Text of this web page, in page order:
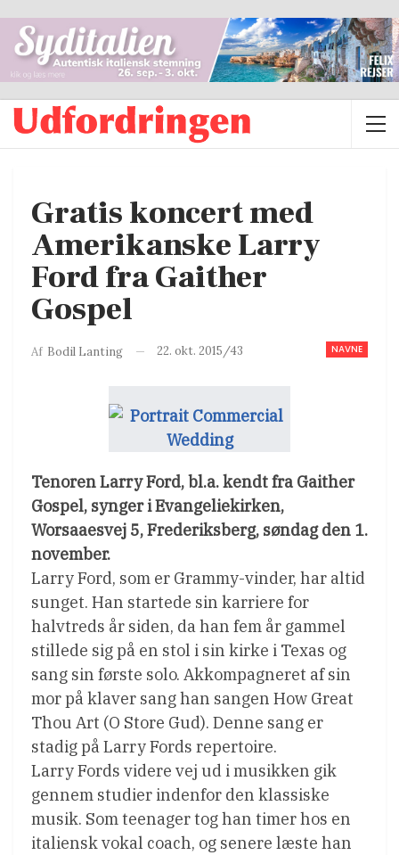
Gratis koncert med
Amerikanske Larry
Ford fra Gaither
Gospel
NAVNE
Af Bodil Lanting 22. okt. 2015/43
Tenoren Larry Ford, bl.a. kendt fra Gaither
Gospel, synger i Evangeliekirken,
Worsaaesvej 5, Frederiksberg, søndag den 1.
november.
Larry Ford, som er Grammy-vinder, har altid
sunget. Han startede sin karriere for
halvtreds år siden, da han fem år gammel
stillede sig på en stol i sin kirke i Texas og
sang sin første solo. Akkompagneret af sin
mor på klaver sang han sangen How Great
Thou Art (O Store Gud). Denne sang er
stadig på Larry Fords repertoire.
Larry Fords videre vej ud i musikken gik
gennem studier indenfor den klassiske
musik. Som teenager tog han timer hos en
italiensk vokal coach, og senere læste han